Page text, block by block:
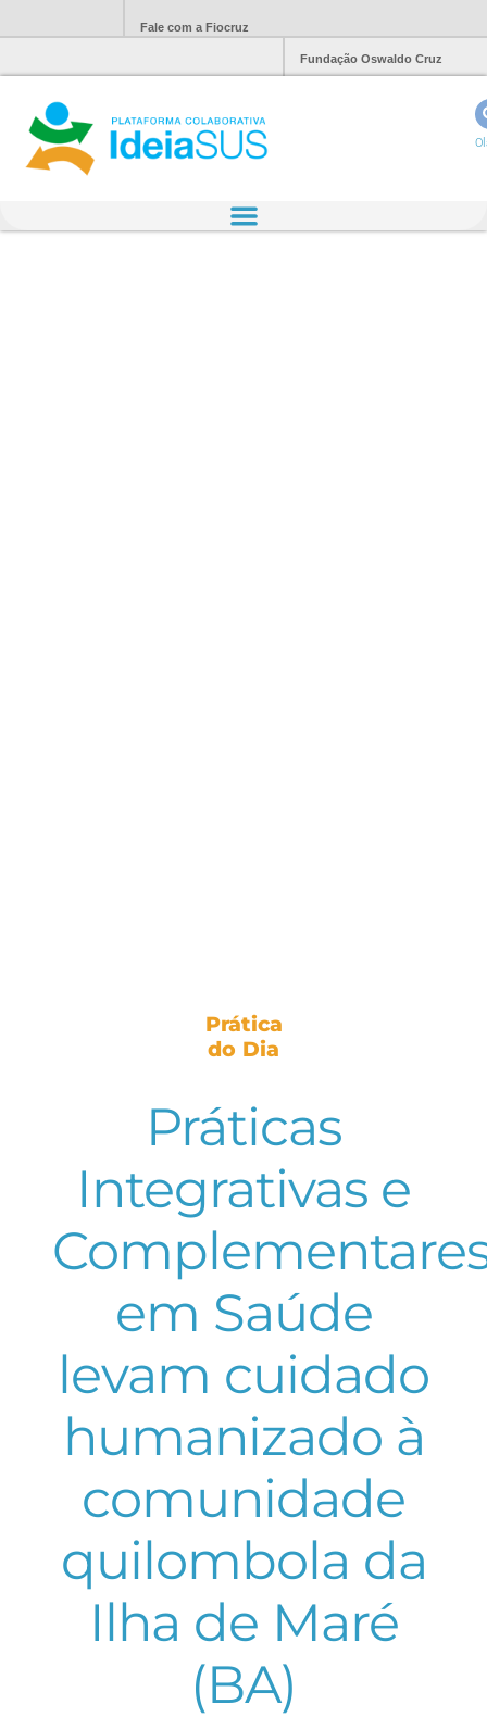
Fale com a Fiocruz
Fundação Oswaldo Cruz
Prática
do Dia
Práticas
Integrativas e
em Saúde
levam cuidado
humanizado à
comunidade
quilombola da
Ilha de Maré
(BA)